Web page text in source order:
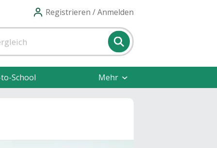
Registrieren / Anmelden
School Mehr